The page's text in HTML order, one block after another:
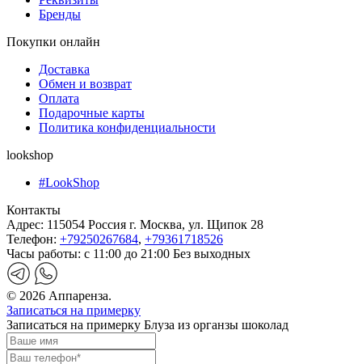
Бренды
Покупки онлайн
Доставка
Обмен и возврат
Оплата
Подарочные карты
Политика конфиденциальности
lookshop
#LookShop
Контакты
Адрес: 115054 Россия г. Москва, ул. Щипок 28
Телефон: +79250267684, +79361718526
Часы работы: с 11:00 до 21:00 Без выходных
© 2026 Аппаренза.
Записаться на примерку
Записаться на примерку Блуза из органзы шоколад